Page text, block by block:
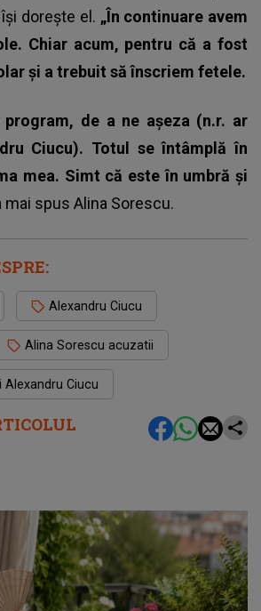
dorește el. „În continuare avem
Chiar acum, pentru că a fost
și a trebuit să înscriem fetele.
de a ne așeza (n.r. ar
Ciucu). Totul se întâmplă în
mea. Simt că este în umbră și
mai spus Alina Sorescu.
Alexandru Ciucu
Alina Sorescu acuzatii
Ciucu